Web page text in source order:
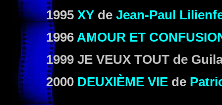
1995 XY de Jean-Paul
1996 AMOUR ET
1999 JE VEUX TOUT de
2000 DEUXIÈME VIE de